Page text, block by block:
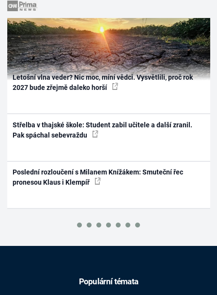
Letošní vlna veder? Nic moc, míní vědci. Vysvětlili, proč rok
2027 bude zřejmě daleko horší
Střelba v thajské škole: Student zabil učitele a další zranil.
Pak spáchal sebevraždu
Poslední rozloučení s Milanem Knížákem: Smuteční řec
pronesou Klaus i Klempíř
Populární témata